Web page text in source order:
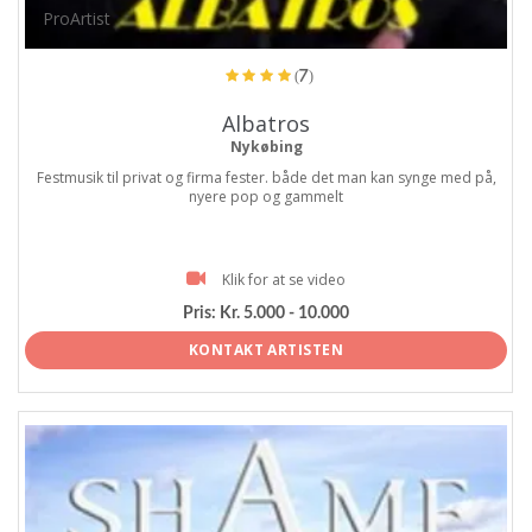
ProArtist
(7)
Albatros
Nykøbing
Festmusik til privat og firma fester. både det man kan synge med på,
nyere pop og gammelt
Klik for at se video
Pris: Kr. 5.000 - 10.000
KONTAKT ARTISTEN